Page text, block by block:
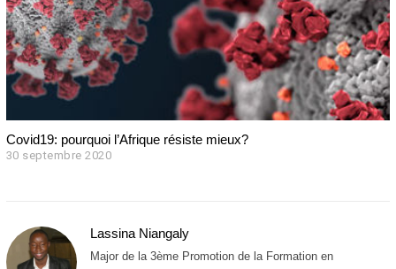
Covid19: pourquoi l’Afrique résiste mieux?
30 septembre 2020
t
e
Lassina Niangaly
Major de la 3ème Promotion de la Formation en